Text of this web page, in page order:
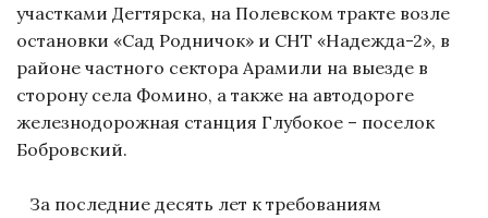
участками Дегтярска, на Полевском тракте возле
остановки «Сад Родничок» и СНТ «Надежда-2», в
районе частного сектора Арамили на выезде в
сторону села Фомино, а также на автодороге
железнодорожная станция Глубокое – поселок
Бобровский.
За последние десять лет к требованиям